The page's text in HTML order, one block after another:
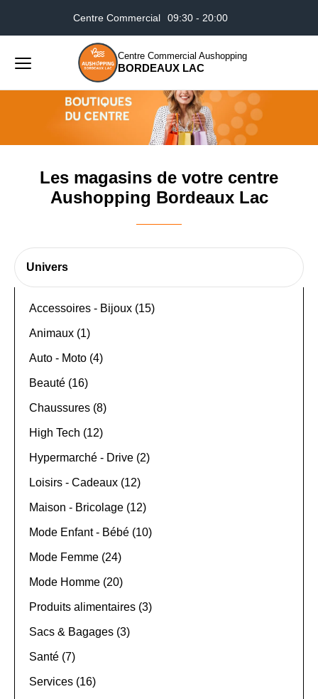
Centre Commercial 09:30 - 20:00
Menu
principal
Centre Commercial Aushopping
BORDEAUX LAC
Rechercher
site
Les magasins de votre centre Aushopping
Les magasins de votre centre
Aushopping Bordeaux Lac
Univers
Accessoires - Bijoux (15)
Animaux (1)
Auto - Moto (4)
Beauté (16)
Chaussures (8)
High Tech (12)
Hypermarché - Drive (2)
Loisirs - Cadeaux (12)
Maison - Bricolage (12)
Mode Enfant - Bébé (10)
Mode Femme (24)
Mode Homme (20)
Produits alimentaires (3)
Sacs & Bagages (3)
Santé (7)
Services (16)